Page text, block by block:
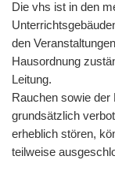
Die vhs ist in den
den
Hausordnung
Leitung.
Rauchen sowie der
grundsätzlich
erheblich stören,
teilweise